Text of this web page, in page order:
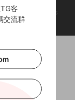
Theme. All rights
客
交流群